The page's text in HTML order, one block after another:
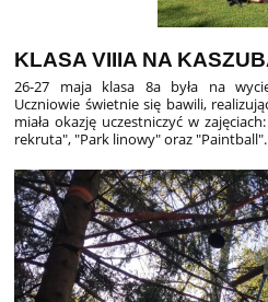
KLASA VIIIA NA
26-27 maja klasa 8a była na
Uczniowie świetnie się bawili,
miała okazję uczestniczyć w
rekruta", "Park linowy" oraz "Paintball".